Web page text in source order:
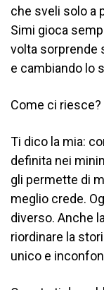
che sveli solo a
Simi gioca
volta sorprende
e cambiando lo
Come ci riesce?
Ti dico la mia:
definita nei
gli permette di
meglio crede.
diverso. Anche
riordinare la
unico e